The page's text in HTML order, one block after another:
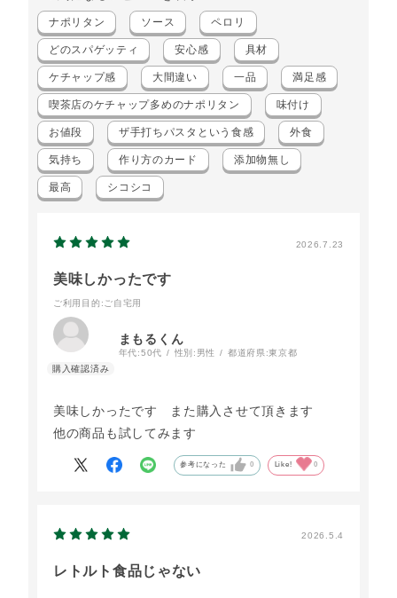
ナポリタン ソース ペロリ
どのスパゲッティ 安心感 具材
ケチャップ感 大間違い 一品 満足感
喫茶店のケチャップ多めのナポリタン 味付け
お値段 ザ手打ちパスタという食感 外食
気持ち 作り方のカード 添加物無し
最高 シコシコ
2026.7.23
美味しかったです
ご利用目的 :ご自宅用
まもるくん
年代:50代 性別: 男性 都道府県:東京都
美味しかったです また購入させて頂きます
他の商品も試してみます
参考になった 0 Like! 0
2026.5.4
レトルト食品じゃない